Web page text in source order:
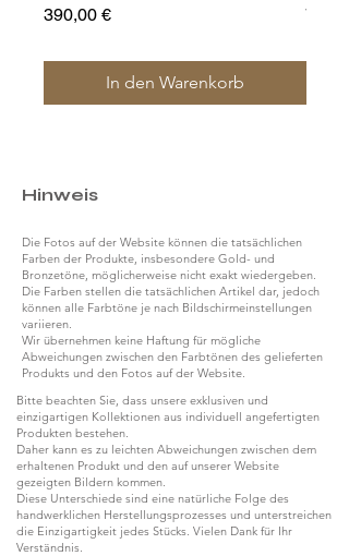
Preis
390,00 €
In den Warenkorb
Preis
Hinweis
Die Fotos auf der Website können die tatsächlichen
Farben der Produkte, insbesondere Gold- und
Bronzetöne, möglicherweise nicht exakt wiedergeben.
Die Farben stellen die tatsächlichen Artikel dar, jedoch
können alle Farbtöne je nach Bildschirmeinstellungen
variieren.
Wir übernehmen keine Haftung für mögliche
Abweichungen zwischen den Farbtönen des gelieferten
Produkts und den Fotos auf der Website.
Bitte beachten Sie, dass unsere exklusiven und
einzigartigen Kollektionen aus individuell angefertigten
Produkten bestehen.
Daher kann es zu leichten Abweichungen zwischen dem
erhaltenen Produkt und den auf unserer Website
gezeigten Bildern kommen.
Diese Unterschiede sind eine natürliche Folge des
handwerklichen Herstellungsprozesses und unterstreichen
die Einzigartigkeit jedes Stücks. Vielen Dank für Ihr
Verständnis.